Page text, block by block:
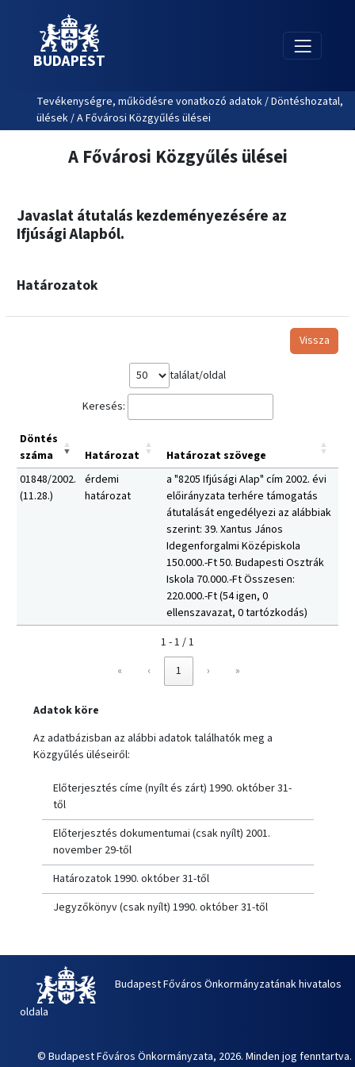
BUDAPEST
Tevékenységre, működésre vonatkozó adatok / Döntéshozatal,
ülések / A Fővárosi Közgyűlés ülései
A Fővárosi Közgyűlés ülései
Javaslat átutalás kezdeményezésére az
Ifjúsági Alapból.
Határozatok
Vissza
találat/oldal
Keresés:
Döntés
száma
Határozat
Határozat szövege
01848/2002.
(11.28.)
érdemi
határozat
a "8205 Ifjúsági Alap" cím 2002. évi
előirányzata terhére támogatás
átutalását engedélyezi az alábbiak
szerint: 39. Xantus János
Idegenforgalmi Középiskola
150.000.-Ft 50. Budapesti Osztrák
Iskola 70.000.-Ft Összesen:
220.000.-Ft (54 igen, 0
ellenszavazat, 0 tartózkodás)
1 - 1 / 1
«
‹ 1 › »
Adatok köre
Az adatbázisban az alábbi adatok találhatók meg a
Közgyűlés üléseiről:
Előterjesztés címe (nyílt és zárt) 1990. október 31-
től
Előterjesztés dokumentumai (csak nyílt) 2001.
november 29-től
Határozatok 1990. október 31-től
Jegyzőkönyv (csak nyílt) 1990. október 31-től
Budapest Főváros Önkormányzatának hivatalos
oldala
© Budapest Főváros Önkormányzata, 2026. Minden jog fenntartva.